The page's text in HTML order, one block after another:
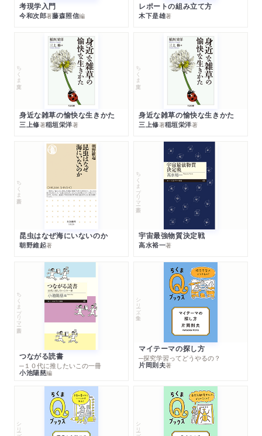
考現学入門
今和次郎著藤森照信編
レポートの組み立て方
木下是雄著
ちくま文庫
身近な雑草の愉快な生きかた
三上修著稲垣栄洋著
ちくま文庫
身近な雑草の愉快な生きかた
三上修著稲垣栄洋著
ちくま新書
昆虫はなぜ海にいないのか
朝野維起著
ちくまプリマー新書
宇宙最強物質決定戦
高水裕一著
ちくまプリマー新書
つながる読書
─１０代に推したいこの一冊
小池陽慈編
シリーズ・全集
マイテーマの探し方
─探究学習ってどうやるの？
片岡則夫著
シリーズ・全集 シリーズ・全集